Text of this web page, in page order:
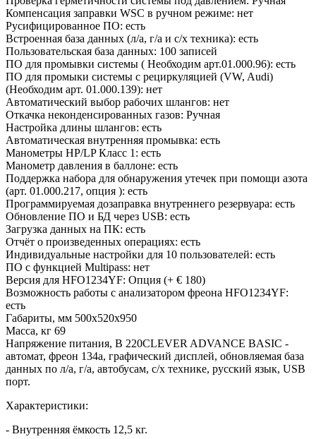
Компенсация заправки WSC в ручном режиме: нет
Русифицированное ПО: есть
Встроенная база данных (л/а, г/а и с/х техника): есть
Пользовательская база данных: 100 записей
ПО для промывки системы ( Необходим арт.01.000.96): есть
ПО для промыки системы с рециркуляцией (VW, Audi)
(Необходим арт. 01.000.139): нет
Автоматический выбор рабочих шлангов: нет
Откачка неконденсированных газов: Ручная
Настройка длины шлангов: есть
Автоматическая внутренняя промывка: есть
Манометры HP/LP Класс 1: есть
Манометр давления в баллоне: есть
Поддержка набора для обнаружения утечек при помощи азота
(арт. 01.000.217, опция ): есть
Программируемая дозаправка внутреннего резервуара: есть
Обновление ПО и БД через USB: есть
Загрузка данных на ПК: есть
Отчёт о произведенных операциях: есть
Индивидуальные настройки для 10 пользователей: есть
ПО с функцией Multipass: нет
Версия для HFO1234YF: Опция (+ € 180)
Возможность работы с анализатором фреона HFO1234YF:
есть
Габариты, мм 500x520x950
Масса, кг 69
Напряжение питания, В 220CLEVER ADVANCE BASIC -
автомат, фреон 134a, графический дисплей, обновляемая база
данных по л/а, г/а, автобусам, с/х технике, русский язык, USB
порт.
Характеристики:
- Внутренняя ёмкость 12,5 кг.